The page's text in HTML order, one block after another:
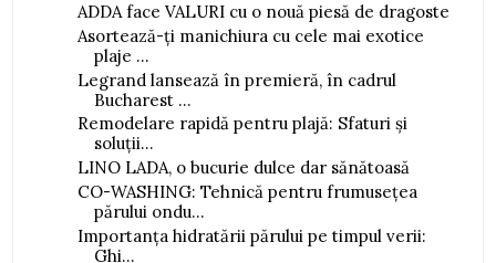
ADDA face VALURI cu o nouă piesă de dragoste
Asortează-ți manichiura cu cele mai exotice
plaje ...
Legrand lansează în premieră, în cadrul
Bucharest ...
Remodelare rapidă pentru plajă: Sfaturi și
soluții...
LINO LADA, o bucurie dulce dar sănătoasă
CO-WASHING: Tehnică pentru frumusețea
părului ondu...
Importanța hidratării părului pe timpul verii:
Ghi...